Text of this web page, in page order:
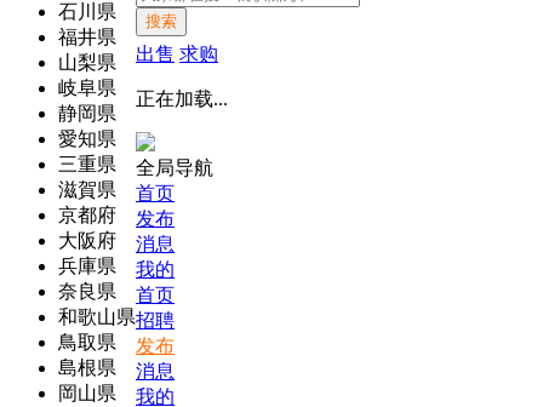
石川県
福井県
山梨県
岐阜県
静岡県
愛知県
三重県
滋賀県
京都府
大阪府
兵庫県
奈良県
和歌山県
鳥取県
島根県
岡山県
搜索
出售 求购
正在加载...
全局导航
首页
发布
消息
我的
首页
招聘
发布
消息
我的